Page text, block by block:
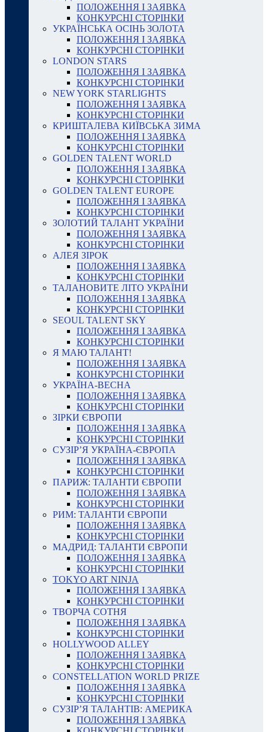
ПОЛОЖЕННЯ І ЗАЯВКА
КОНКУРСНІ СТОРІНКИ
УКРАЇНСЬКА ОСІНЬ ЗОЛОТА
ПОЛОЖЕННЯ І ЗАЯВКА
КОНКУРСНІ СТОРІНКИ
LONDON STARS
ПОЛОЖЕННЯ І ЗАЯВКА
КОНКУРСНІ СТОРІНКИ
NEW YORK STARLIGHTS
ПОЛОЖЕННЯ І ЗАЯВКА
КОНКУРСНІ СТОРІНКИ
КРИШТАЛЕВА КИЇВСЬКА ЗИМА
ПОЛОЖЕННЯ І ЗАЯВКА
КОНКУРСНІ СТОРІНКИ
GOLDEN TALENT WORLD
ПОЛОЖЕННЯ І ЗАЯВКА
КОНКУРСНІ СТОРІНКИ
GOLDEN TALENT EUROPE
ПОЛОЖЕННЯ І ЗАЯВКА
КОНКУРСНІ СТОРІНКИ
ЗОЛОТИЙ ТАЛАНТ УКРАЇНИ
ПОЛОЖЕННЯ І ЗАЯВКА
КОНКУРСНІ СТОРІНКИ
АЛЕЯ ЗІРОК
ПОЛОЖЕННЯ І ЗАЯВКА
КОНКУРСНІ СТОРІНКИ
ТАЛАНОВИТЕ ЛІТО УКРАЇНИ
ПОЛОЖЕННЯ І ЗАЯВКА
КОНКУРСНІ СТОРІНКИ
SEOUL TALENT SKY
ПОЛОЖЕННЯ І ЗАЯВКА
КОНКУРСНІ СТОРІНКИ
Я МАЮ ТАЛАНТ!
ПОЛОЖЕННЯ І ЗАЯВКА
КОНКУРСНІ СТОРІНКИ
УКРАЇНА-ВЕСНА
ПОЛОЖЕННЯ І ЗАЯВКА
КОНКУРСНІ СТОРІНКИ
ЗІРКИ ЄВРОПИ
ПОЛОЖЕННЯ І ЗАЯВКА
КОНКУРСНІ СТОРІНКИ
СУЗІР’Я УКРАЇНА-ЄВРОПА
ПОЛОЖЕННЯ І ЗАЯВКА
КОНКУРСНІ СТОРІНКИ
ПАРИЖ: ТАЛАНТИ ЄВРОПИ
ПОЛОЖЕННЯ І ЗАЯВКА
КОНКУРСНІ СТОРІНКИ
РИМ: ТАЛАНТИ ЄВРОПИ
ПОЛОЖЕННЯ І ЗАЯВКА
КОНКУРСНІ СТОРІНКИ
МАДРИД: ТАЛАНТИ ЄВРОПИ
ПОЛОЖЕННЯ І ЗАЯВКА
КОНКУРСНІ СТОРІНКИ
TOKYO ART NINJA
ПОЛОЖЕННЯ І ЗАЯВКА
КОНКУРСНІ СТОРІНКИ
ТВОРЧА СОТНЯ
ПОЛОЖЕННЯ І ЗАЯВКА
КОНКУРСНІ СТОРІНКИ
HOLLYWOOD ALLEY
ПОЛОЖЕННЯ І ЗАЯВКА
КОНКУРСНІ СТОРІНКИ
CONSTELLATION WORLD PRIZE
ПОЛОЖЕННЯ І ЗАЯВКА
КОНКУРСНІ СТОРІНКИ
СУЗІР’Я ТАЛАНТІВ: АМЕРИКА
ПОЛОЖЕННЯ І ЗАЯВКА